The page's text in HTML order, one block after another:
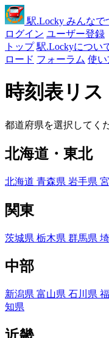
駅.Locky みんなで
ログイン ユーザー登録
トップ 駅.Lockyについ
ロード フォーラム 使い
時刻表リス
都道府県を選択してく
北海道・東北
北海道 青森県 岩手県
関東
茨城県 栃木県 群馬県
中部
新潟県 富山県 石川県
知県